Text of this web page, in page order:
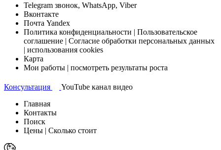
Telegram звонок, WhatsApp, Viber
Вконтакте
Почта Yandex
Политика конфиденциальности | Пользовательское
соглашение | Согласие обработки персональных данных
| использования cookies
Карта
Мои работы | посмотреть результаты роста
Консультация YouTube канал видео
Главная
Контакты
Поиск
Цены | Сколько стоит